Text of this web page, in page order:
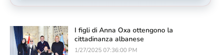
I figli di Anna Oxa ottengono la
cittadinanza albanese
1/27/2025 07:36:00 PM